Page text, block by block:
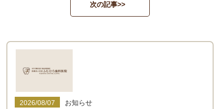
次の記事>>
2026/08/07 お知らせ